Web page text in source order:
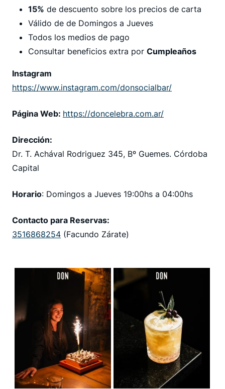
15% de descuento sobre los precios de carta
Válido de de Domingos a Jueves
Todos los medios de pago
Consultar beneficios extra por Cumpleaños
Instagram
https://www.instagram.com/donsocialbar/
Página Web: https://doncelebra.com.ar/
Dirección:
Dr. T. Achával Rodriguez 345, Bº Guemes. Córdoba
Capital
Horario: Domingos a Jueves 19:00hs a 04:00hs
Contacto para Reservas:
3516868254 (Facundo Zárate)